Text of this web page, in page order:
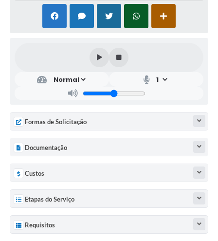
Formas de Solicitação
Documentação
Custos
Etapas do Serviço
Requisitos